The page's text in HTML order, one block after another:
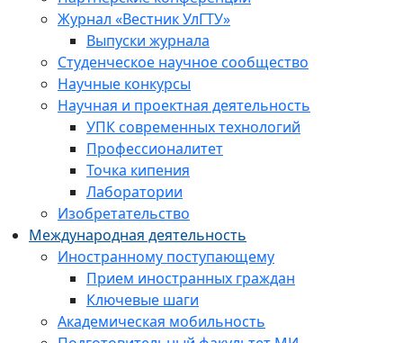
Журнал «Вестник УлГТУ»
Выпуски журнала
Студенческое научное сообщество
Научные конкурсы
Научная и проектная деятельность
УПК современных технологий
Профессионалитет
Точка кипения
Лаборатории
Изобретательство
Международная деятельность
Иностранному поступающему
Прием иностранных граждан
Ключевые шаги
Академическая мобильность